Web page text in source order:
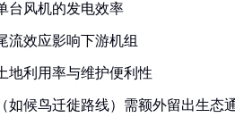
台风机的发电效率
流效应影响下游机组
地利用率与维护便利性
如候鸟迁徙路线）需额外留出生态